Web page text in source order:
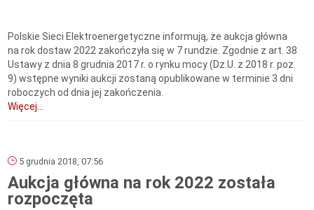
Polskie Sieci Elektroenergetyczne informują, że aukcja główna
na rok dostaw 2022 zakończyła się w 7 rundzie. Zgodnie z art. 38
Ustawy z dnia 8 grudnia 2017 r. o rynku mocy (Dz.U. z 2018 r. poz.
9) wstępne wyniki aukcji zostaną opublikowane w terminie 3 dni
roboczych od dnia jej zakończenia.
Więcej...
5 grudnia 2018, 07:56
Aukcja główna na rok 2022 została
rozpoczęta